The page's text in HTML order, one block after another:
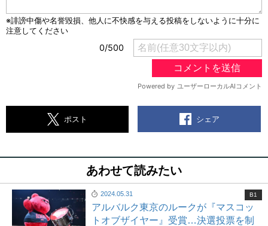
ポスト シェア
あわせて読みたい
2024.05.31
アルバルク東京のルークが『マスコッ
トオブザイヤー』受賞…決選投票を制
B1